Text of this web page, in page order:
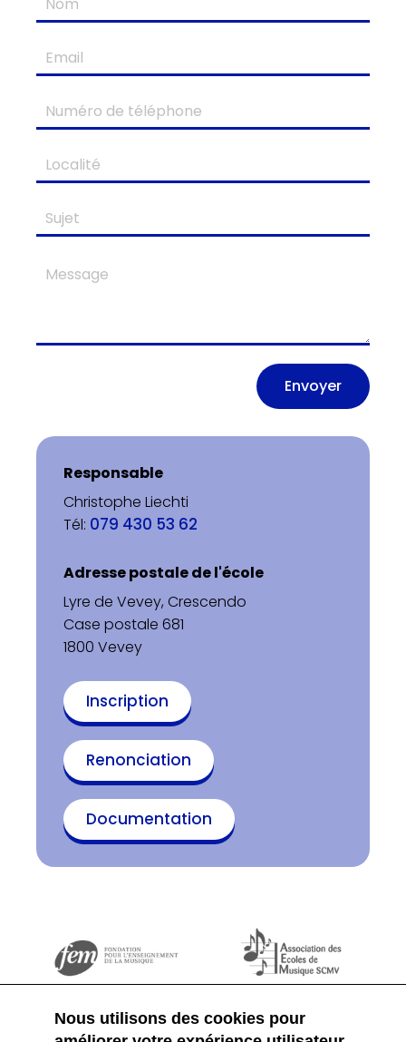
de
téléphone
Responsable
Christophe Liechti
Tél: 079 430 53 62
Adresse postale de l'école
Lyre de Vevey, Crescendo
Case postale 681
1800 Vevey
Inscription
Renonciation
Documentation
Nous utilisons des cookies pour